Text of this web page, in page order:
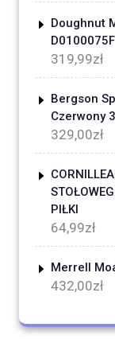
Doughnut
D0100075F
319,99zł
Bergson
Czerwony
329,00zł
PIŁKI
64,99zł
Merrell
432,00zł